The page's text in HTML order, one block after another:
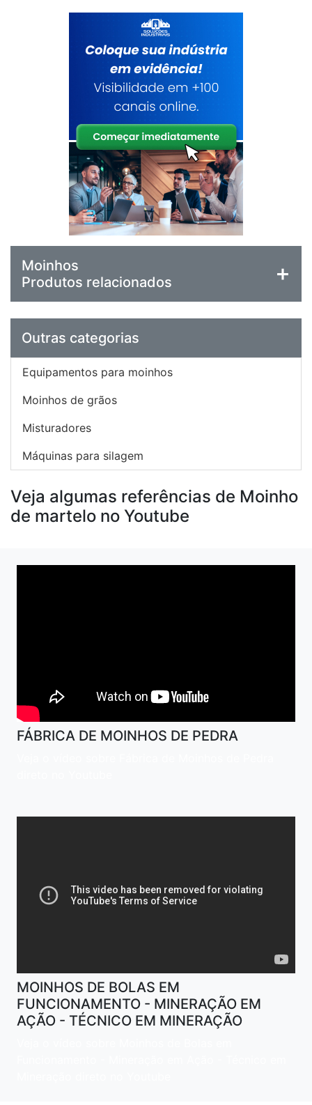
Moinhos
Produtos relacionados
Outras categorias
Equipamentos para moinhos
Moinhos de grãos
Misturadores
Máquinas para silagem
Veja algumas referências de Moinho
de martelo no Youtube
FÁBRICA DE MOINHOS DE PEDRA
MOINHOS DE BOLAS EM
FUNCIONAMENTO - MINERAÇÃO EM
AÇÃO - TÉCNICO EM MINERAÇÃO